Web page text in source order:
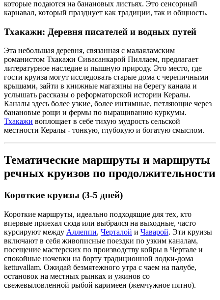
которые подаются на банановых листьях. Это сенсорный
карнавал, который празднует как традиции, так и общность.
Тхакажи: Деревня писателей и водных путей
Эта небольшая деревня, связанная с малаяламским
романистом Тхакажи Сивасанкарой Пиллаем, предлагает
литературное наследие и пышную природу. Это место, где
гости круиза могут исследовать старые дома с черепичными
крышами, зайти в книжные магазины на берегу канала и
услышать рассказы о реформаторской истории Кералы.
Каналы здесь более узкие, более интимные, петляющие через
банановые рощи и фермы по выращиванию куркумы.
Тхакажи воплощает в себе тихую мудрость сельской
местности Кералы - тонкую, глубокую и богатую смыслом.
Тематические маршруты и маршруты
речных круизов по продолжительности
Короткие круизы (3-5 дней)
Короткие маршруты, идеально подходящие для тех, кто
впервые приехал сюда или выбрался на выходные, часто
курсируют между Аллеппи, Черталой и Чаварой. Эти круизы
включают в себя живописные поездки по узким каналам,
посещение мастерских по производству койры в Чертале и
спокойные ночевки на борту традиционной лодки-дома
kettuvallam. Ожидай безмятежного утра с чаем на палубе,
остановок на местных рынках и ужинов со
свежевыловленной рыбой каримеен (жемчужное пятно).